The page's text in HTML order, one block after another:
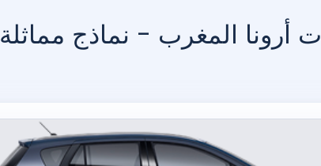
أرونا المغرب - نماذج مماثلة